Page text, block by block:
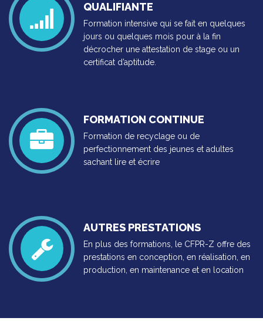
QUALIFIANTE
Formation intensive qui se fait en quelques
jours ou quelques mois pour à la fin
décrocher une attestation de stage ou un
certificat d’aptitude.
FORMATION CONTINUE
Formation de recyclage ou de
perfectionnement des jeunes et adultes
sachant lire et écrire
AUTRES PRESTATIONS
En plus des formations, le CFPR-Z offre des
prestations en conception, en réalisation, en
production, en maintenance et en location